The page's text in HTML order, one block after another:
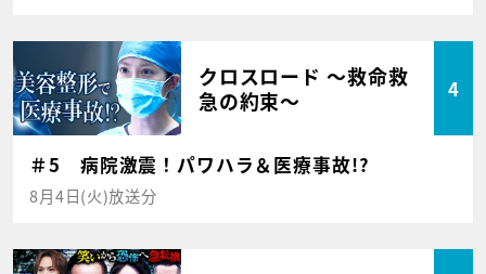
クロスロード ～救命救
急の約束～
4
＃5 病院激震！パワハラ＆医療事故!?
8月4日(火)放送分